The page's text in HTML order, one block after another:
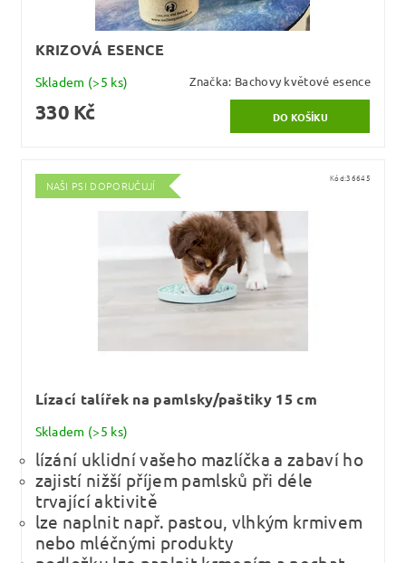
KRIZOVÁ ESENCE
Skladem (>5 ks) Značka: Bachovy květové esence
330 Kč
NAŠI PSI DOPORUČUJÍ
Kód:36645
Lízací talířek na pamlsky/paštiky 15 cm
Skladem (>5 ks)
lízání uklidní vašeho mazlíčka a zabaví ho
zajistí nižší příjem pamlsků při déle
trvající aktivitě
lze naplnit např. pastou, vlhkým krmivem
nebo mléčnými produkty